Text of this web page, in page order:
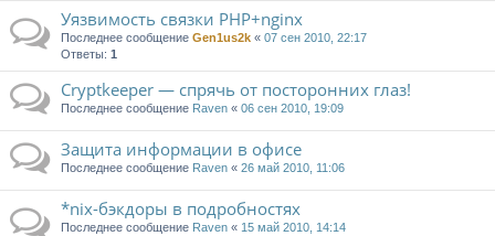
Уязвимость связки PHP+nginx
Последнее сообщение Gen1us2k « 07 сен 2010, 22:17
Ответы: 1
Cryptkeeper — спрячь от посторонних глаз!
Последнее сообщение Raven « 06 сен 2010, 19:09
Защита информации в офисе
Последнее сообщение Raven « 26 май 2010, 11:06
*nix-бэкдоры в подробностях
Последнее сообщение Raven « 15 май 2010, 14:14